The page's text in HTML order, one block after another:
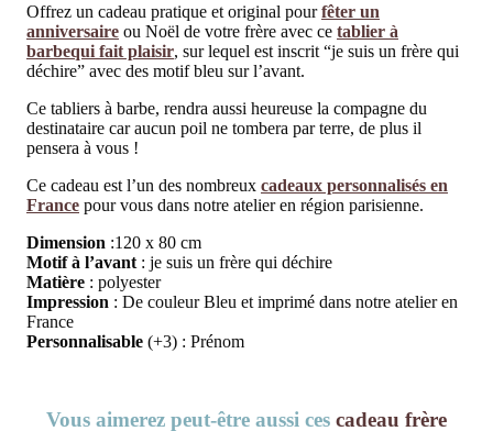
Offrez un cadeau pratique et original pourfêter un
anniversaire ou Noël de votre frère avec ce tablier à
barbequi fait plaisir, sur lequel est inscrit “je suis un frère qui
déchire” avec des motif bleu sur l’avant.
Ce tabliers à barbe, rendra aussi heureuse la compagne du
destinataire car aucun poil ne tombera par terre, de plus il
pensera à vous !
Ce cadeau est l’un des nombreux cadeaux personnalisés en
France pour vous dans notre atelier en région parisienne.
Dimension :120 x 80 cm
Motif à l’avant : je suis un frère qui déchire
Matière : polyester
Impression : De couleur Bleu et imprimé dans notre atelier en
France
Personnalisable (+3) : Prénom
Vous aimerez peut-être aussi ces cadeau frère